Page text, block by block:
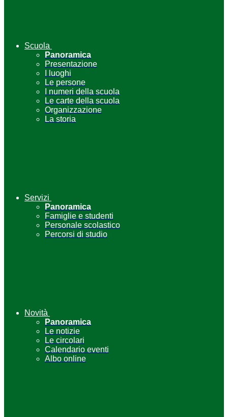
Scuola
Panoramica
Presentazione
I luoghi
Le persone
I numeri della scuola
Le carte della scuola
Organizzazione
La storia
Servizi
Panoramica
Famiglie e studenti
Personale scolastico
Percorsi di studio
Novità
Panoramica
Le notizie
Le circolari
Calendario eventi
Albo online